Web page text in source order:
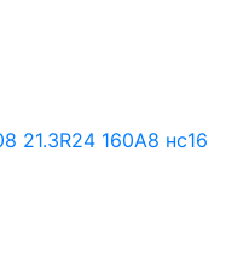
21.3R24 160A8 нс16